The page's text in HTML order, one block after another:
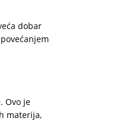
dobar
Ovo je
materija,